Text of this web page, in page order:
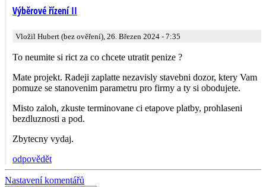
Výběrové řízení II
Vložil Hubert (bez ověření), 26. Březen 2024 - 7:35
To neumite si rict za co chcete utratit penize ?
Mate projekt. Radeji zaplatte nezavisly stavebni dozor, ktery Vam
pomuze se stanovenim parametru pro firmy a ty si obodujete.
Misto zaloh, zkuste terminovane ci etapove platby, prohlaseni
bezdluznosti a pod.
Zbytecny vydaj.
odpovědět
Nastavení komentářů